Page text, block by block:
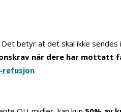
betyr at det skal ikke
når dere har
refusjon